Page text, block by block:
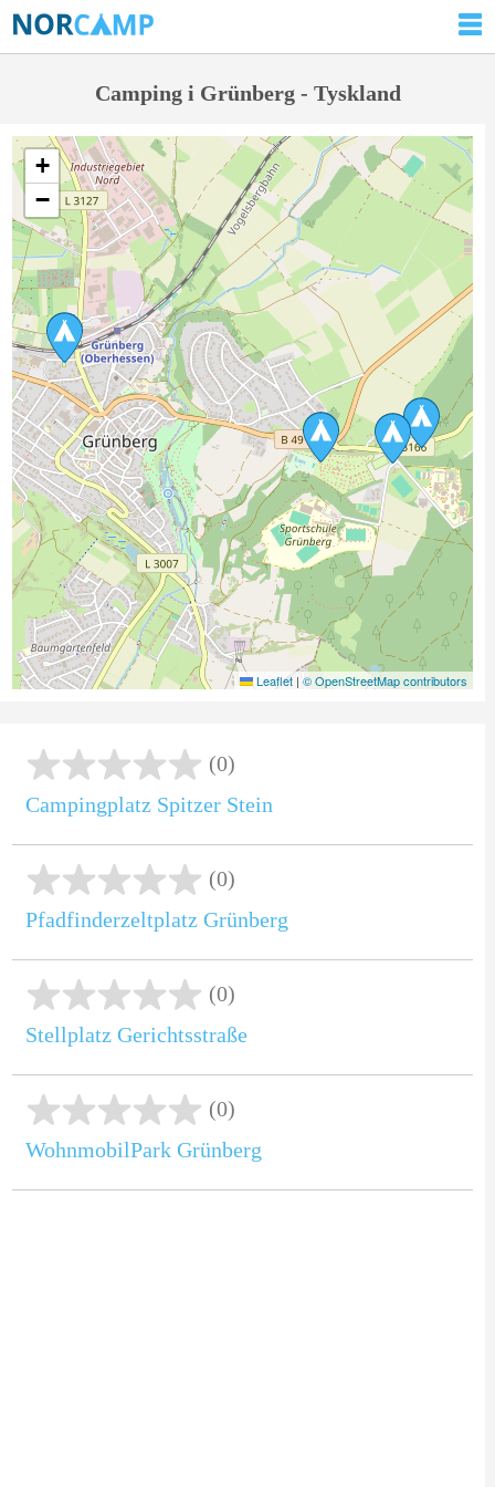
Camping i Grünberg - Tyskland
+
−
Leaflet | © OpenStreetMap contributors
(0)
Campingplatz Spitzer Stein
(0)
Pfadfinderzeltplatz Grünberg
(0)
Stellplatz Gerichtsstraße
(0)
WohnmobilPark Grünberg